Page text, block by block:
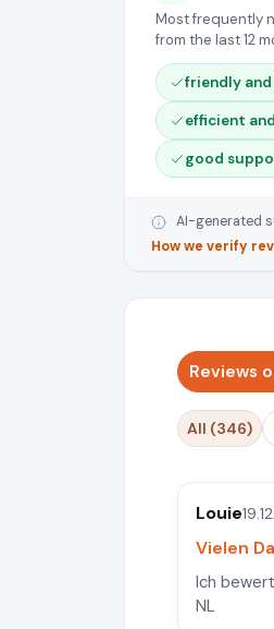
Most frequently
from the last 12
friendly
efficient
good
AI-generated
How we verify
Reviews
All (346)
Louie
Vielen
Ich
NL